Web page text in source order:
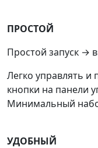
ПРОСТОЙ
Простой запуск →
Легко управлять
кнопки на панели
Минимальный
УДОБНЫЙ